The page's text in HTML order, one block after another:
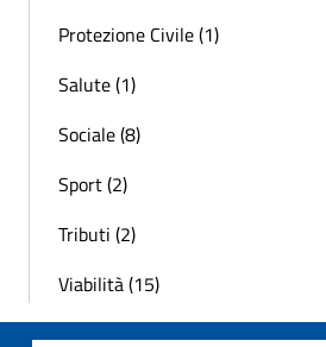
Protezione Civile (1)
Salute (1)
Sociale (8)
Sport (2)
Tributi (2)
Viabilità (15)